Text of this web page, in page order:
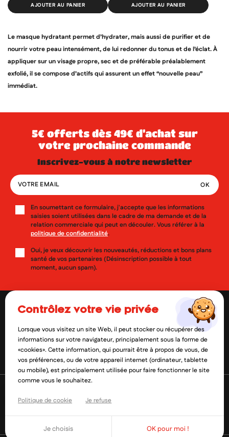
AJOUTER AU PANIER AJOUTER AU PANIER
Le masque hydratantpermet d’hydrater, mais aussi de purifier et de
nourrir votre peau intensément, de lui redonner du tonus et de l’éclat. À
appliquer sur un visage propre, sec et de préférable préalablement
exfolié, il se compose d’actifs qui assurent un effet “nouvelle peau”
immédiat.
5€ offerts dès 49€ d’achat sur
votre prochaine commande
inscrivez-vous à notre newsletter
En soumettant ce formulaire, j'accepte que les informations
saisies soient utilisées dans le cadre de ma demande et de la
relation commerciale qui peut en découler. Vous référer à la
politique de confidentialité.
Oui, je veux découvrir les nouveautés, réductions et bons plans
santé de vos partenaires (Désinscription possible à tout
moment, aucun spam).
contact@mylittlepara.com
01 85 09 61 52
contrôlez votre vie privée
Lorsque vous visitez un site Web, il peut stocker ou récupérer des
informations sur votre navigateur, principalement sous la forme de
«cookies». Cette information, qui pourrait être à propos de vous, de
vos préférences, ou de votre appareil internet (ordinateur, tablette
ou mobile), est principalement utilisée pour faire fonctionner le site
comme vous le souhaitez.
Politique de cookie Je refuse
Je choisis OK pour moi !